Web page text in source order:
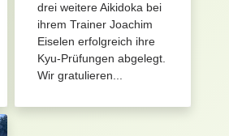
drei weitere Aikidoka bei
ihrem Trainer Joachim
Eiselen erfolgreich ihre
Kyu-Prüfungen abgelegt.
Wir gratulieren...